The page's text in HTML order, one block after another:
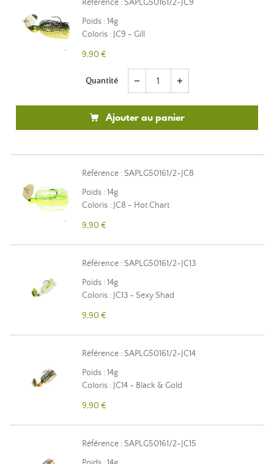
Référence : SAPLG50161/2-JC9
Poids : 14g
Coloris : JC9 - Gill
9,90 €
Quantité remove add
Ajouter au panier
Référence : SAPLG50161/2-JC8
Poids : 14g
Coloris : JC8 - Hot Chart
9,90 €
Référence : SAPLG50161/2-JC13
Poids : 14g
Coloris : JC13 - Sexy Shad
9,90 €
Référence : SAPLG50161/2-JC14
Poids : 14g
Coloris : JC14 - Black & Gold
9,90 €
Référence : SAPLG50161/2-JC15